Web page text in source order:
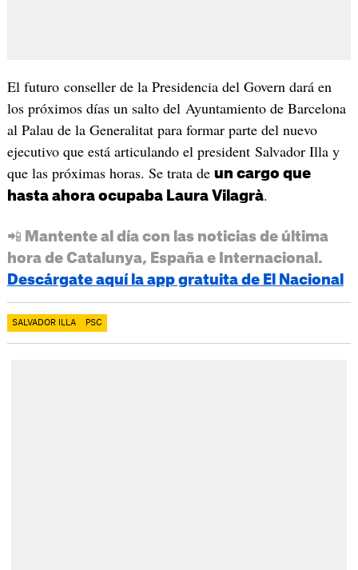
El futuro conseller de la Presidencia del Govern dará en
los próximos días un salto del Ayuntamiento de Barcelona
al Palau de la Generalitat para formar parte del nuevo
ejecutivo que está articulando el president Salvador Illa y
que las próximas horas. Se trata de un cargo que
hasta ahora ocupaba Laura Vilagrà.
📲 Mantente al día con las noticias de última
hora de Catalunya, España e Internacional.
Descárgate aquí la app gratuita de El Nacional
SALVADOR ILLA PSC